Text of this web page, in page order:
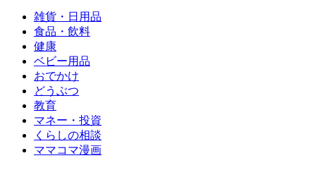
雑貨・日用品
食品・飲料
健康
ベビー用品
おでかけ
どうぶつ
教育
マネー・投資
くらしの相談
ママコマ漫画